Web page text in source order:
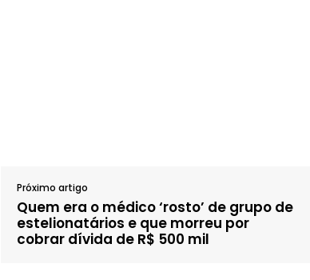
Próximo artigo
Quem era o médico ‘rosto’ de grupo de
estelionatários e que morreu por
cobrar dívida de R$ 500 mil